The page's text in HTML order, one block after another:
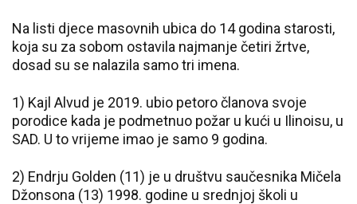
Na listi djece masovnih ubica do 14 godina starosti,
koja su za sobom ostavila najmanje četiri žrtve,
dosad su se nalazila samo tri imena.
1) Kajl Alvud je 2019. ubio petoro članova svoje
porodice kada je podmetnuo požar u kući u Ilinoisu, u
SAD. U to vrijeme imao je samo 9 godina.
2) Endrju Golden (11) je u društvu saučesnika Mičela
Džonsona (13) 1998. godine u srednjoj školi u